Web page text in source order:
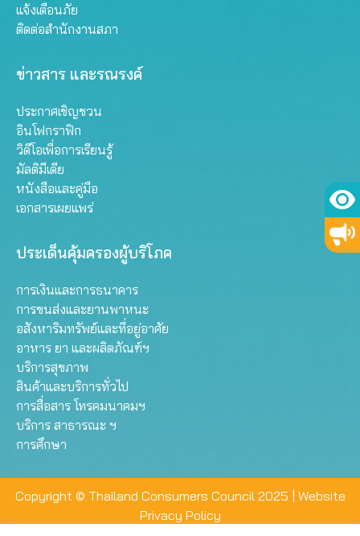
แจ้งเตือนภัย
ติดต่อสำนักงานสภา
ข่าวสาร และรณรงค์
ประกาศเชิญชวน
อินโฟกราฟิก
วิดีโอเพื่อการเรียนรู้
มัลติมีเดีย
หนังสือและคู่มือ
เอกสารเผยแพร่
ประเด็นคุ้มครองผู้บริโภค
การเงินและการธนาคาร
การขนส่งและยานพาหนะ
อสังหาริมทรัพย์และที่อยู่อาศัย
อาหาร ยา และผลิตภัณฑ์ฯ
บริการสุขภาพ
สินค้าและบริการทั่วไป
การสื่อสาร โทรคมนาคมฯ
บริการ สาธารณะ ฯ
การศึกษา
Copyright © Thailand Consumers Council 2025 | Website
Privacy Policy